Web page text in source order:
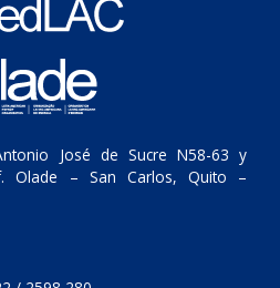
José de Sucre N58-63 y
Olade – San Carlos, Quito –